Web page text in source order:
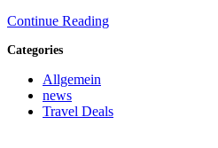
Continue Reading
Categories
Allgemein
news
Travel Deals